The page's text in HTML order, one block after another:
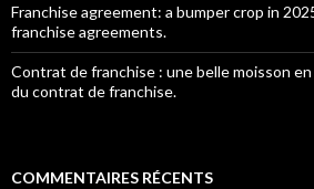
Franchise agreement: a bumper crop in
franchise agreements.
Contrat de franchise : une belle moisson
du contrat de franchise.
COMMENTAIRES RÉCENTS